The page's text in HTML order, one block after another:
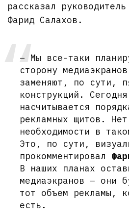
рассказал
Фарид Салахов.
– Мы все-таки
сторону
заменяют, по сути,
конструкций.
насчитывается
рекламных щитов. Нет
необходимости в
Это, по сути,
прокомментировал
В наших планах
медиаэкранов – они
тот объем рекламы,
есть.